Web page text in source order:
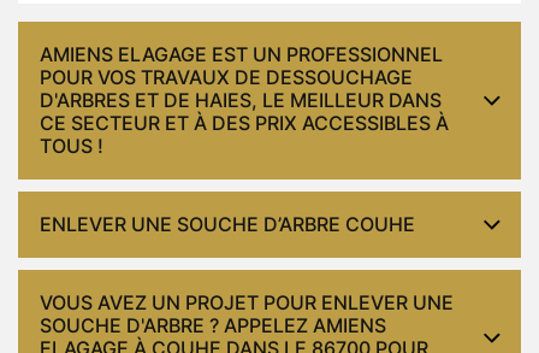
AMIENS ELAGAGE EST UN PROFESSIONNEL
POUR VOS TRAVAUX DE DESSOUCHAGE
D'ARBRES ET DE HAIES, LE MEILLEUR DANS
CE SECTEUR ET À DES PRIX ACCESSIBLES À
TOUS !
ENLEVER UNE SOUCHE D’ARBRE COUHE
VOUS AVEZ UN PROJET POUR ENLEVER UNE
SOUCHE D'ARBRE ? APPELEZ AMIENS
ELAGAGE À COUHE DANS LE 86700 POUR